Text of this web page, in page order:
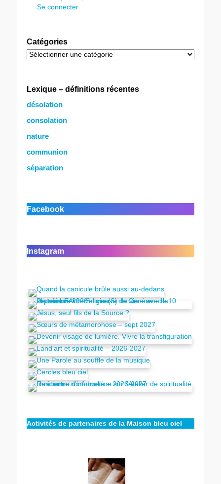
Se connecter
Catégories
Catégories
Lexique – définitions récentes
désolation
consolation
nature
communion
séparation
Facebook
Instagram
Activités de partenaires de la Maison bleu ciel